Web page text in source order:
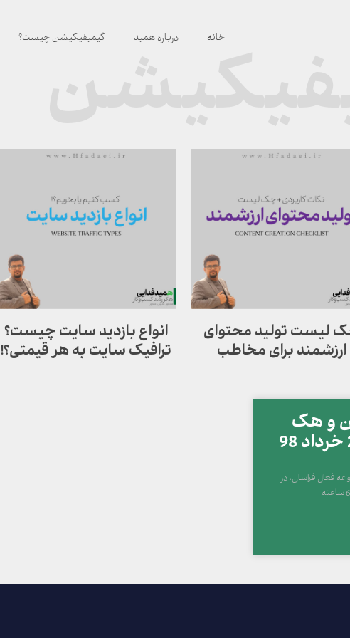
خانه درباره همید گیمیفیکیشن چیست؟
لیست تولید محتوای
ارزشمند برای مخاطب
انواع بازدید سایت چیست؟
ترافیک سایت به هر قیمتی؟!
و هک
فعال فراسان، در
21 و 22 خرداد 98 در شهر مشهد کارگاه 6 ساعته